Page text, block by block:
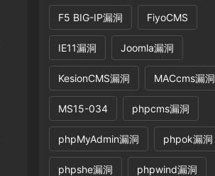
F5 BIG-IP漏洞 FiyoCMS
IE11漏洞 Joomla漏洞
KesionCMS漏洞 MACcms漏洞
MS15-034 phpcms漏洞
phpMyAdmin漏洞 phpok漏洞
phpshe漏洞 phpwind漏洞